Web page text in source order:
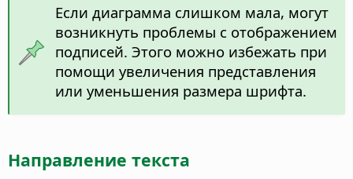
Если диаграмма слишком мала, могут
возникнуть проблемы с отображением
подписей. Этого можно избежать при
помощи увеличения представления
или уменьшения размера шрифта.
Направление текста